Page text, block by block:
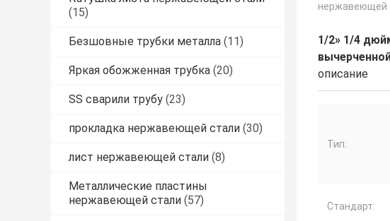
(15)
Безшовные трубки металла (11)
Яркая обожженная трубка (20)
SS сварили трубу (23)
прокладка нержавеющей стали (30)
лист нержавеющей стали (8)
Металлические пластины
нержавеющей стали (57)
нержавеющей
1/2» 1/4
описание
Тип:
Стандарт: